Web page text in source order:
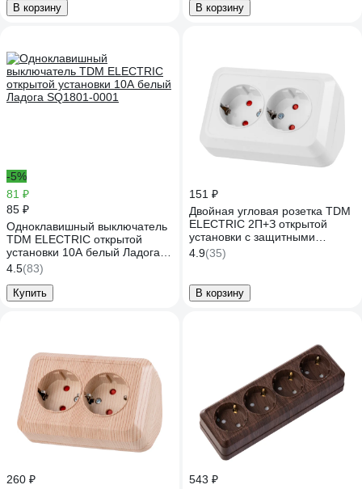
В корзину В корзину
-5%
81 ₽
85 ₽
Одноклавишный выключатель
TDM ELECTRIC открытой
установки 10А белый Ладога
SQ1801-0001
4.5(83)
Купить
151 ₽
Двойная угловая розетка TDM
ELECTRIC 2П+З открытой
установки с защитными
шторками IP20 250В 16А
белая "Ладога" SQ1801-0067
4.9(35)
В корзину
260 ₽
543 ₽